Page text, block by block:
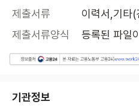
제출서류
이력서,기타
제출서류양식
등록된 파일
기관정보